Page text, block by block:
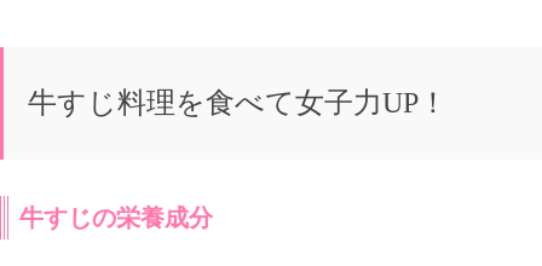
牛すじ料理を食べて女子力UP！
牛すじの栄養成分